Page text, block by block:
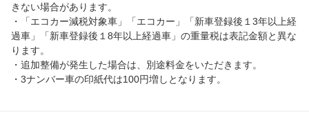
きない場合があります。
・「エコカー減税対象車」「エコカー」「新車登録後１3年以上経
過車」「新車登録後１8年以上経過車」の重量税は表記金額と異な
ります。
・追加整備が発生した場合は、別途料金をいただきます。
・3ナンバー車の印紙代は100円増しとなります。